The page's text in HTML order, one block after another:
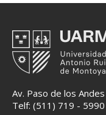
Av. Paso de los
Telf: (511) 719 - 5990